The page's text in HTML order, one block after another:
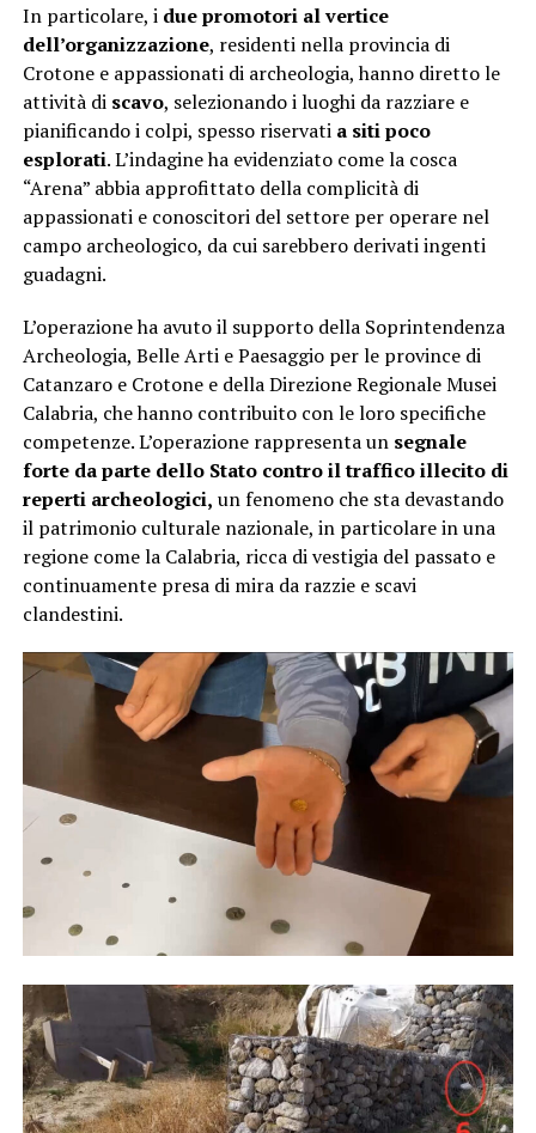
In particolare, i due promotori al vertice
dell’organizzazione, residenti nella provincia di
Crotone e appassionati di archeologia, hanno diretto le
attività di scavo, selezionando i luoghi da razziare e
pianificando i colpi, spesso riservati a siti poco
esplorati. L’indagine ha evidenziato come la cosca
“Arena” abbia approfittato della complicità di
appassionati e conoscitori del settore per operare nel
campo archeologico, da cui sarebbero derivati ingenti
guadagni.
L’operazione ha avuto il supporto della Soprintendenza
Archeologia, Belle Arti e Paesaggio per le province di
Catanzaro e Crotone e della Direzione Regionale Musei
Calabria, che hanno contribuito con le loro specifiche
competenze. L’operazione rappresenta un segnale
forte da parte dello Stato contro il traffico illecito di
reperti archeologici, un fenomeno che sta devastando
il patrimonio culturale nazionale, in particolare in una
regione come la Calabria, ricca di vestigia del passato e
continuamente presa di mira da razzie e scavi
clandestini.